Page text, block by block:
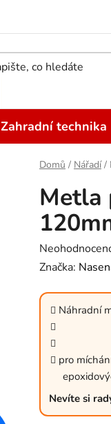
Zahradní technika
Domů / Nářadí /
Metla
Průměrné
hodnocení
je
0,0
hvězdiček.
Značka:
Náhradní
pro
Nevíte si